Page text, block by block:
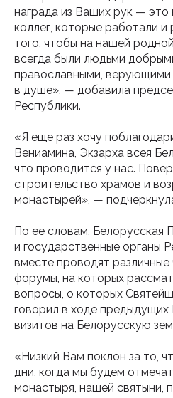
награда из Ваших рук — это
коллег, которые работали
того, чтобы на нашей
всегда были людьми
православными, верующими
в душе», — добавила
Республики.
«Я еще раз хочу
Вениамина, Экзарха всея
что проводится у нас.
строительство храмов и
монастырей», —
По ее словам, Белорусская
и государственные органы
вместе проводят различные
форумы, на которых
вопросы, о которых
говорил в ходе предыдущих
визитов на Белорусскую
«Низкий Вам поклон за то,
дни, когда мы будем
монастыря, нашей святыни,